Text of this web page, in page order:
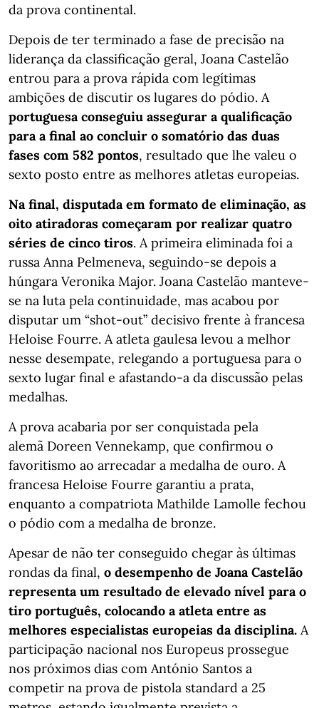
da prova continental.
Depois de ter terminado a fase de precisão na
liderança da classificação geral, Joana Castelão
entrou para a prova rápida com legítimas
ambições de discutir os lugares do pódio. A
portuguesa conseguiu assegurar a qualificação
para a final ao concluir o somatório das duas
fases com 582 pontos, resultado que lhe valeu o
sexto posto entre as melhores atletas europeias.
Na final, disputada em formato de eliminação, as
oito atiradoras começaram por realizar quatro
séries de cinco tiros. A primeira eliminada foi a
russa Anna Pelmeneva, seguindo-se depois a
húngara Veronika Major. Joana Castelão manteve-
se na luta pela continuidade, mas acabou por
disputar um “shot-out” decisivo frente à francesa
Heloise Fourre. A atleta gaulesa levou a melhor
nesse desempate, relegando a portuguesa para o
sexto lugar final e afastando-a da discussão pelas
medalhas.
A prova acabaria por ser conquistada pela
alemã Doreen Vennekamp, que confirmou o
favoritismo ao arrecadar a medalha de ouro. A
francesa Heloise Fourre garantiu a prata,
enquanto a compatriota Mathilde Lamolle fechou
o pódio com a medalha de bronze.
Apesar de não ter conseguido chegar às últimas
rondas da final, o desempenho de Joana Castelão
representa um resultado de elevado nível para o
tiro português, colocando a atleta entre as
melhores especialistas europeias da disciplina. A
participação nacional nos Europeus prossegue
nos próximos dias com António Santos a
competir na prova de pistola standard a 25